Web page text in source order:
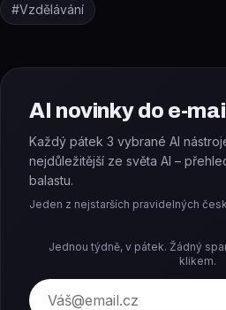
#Vzdělávání
AI novinky do e-
Každý pátek 3 vybrané AI
nejdůležitější ze světa AI –
balastu.
Jeden z nejstarších pravidelných
Jednou týdně, v pátek. Žádný
klikem.
E-mail